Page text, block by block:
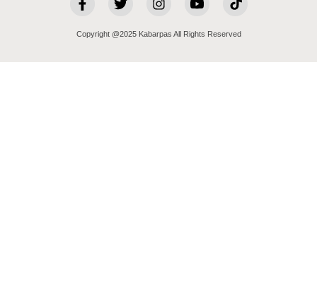
Copyright @2025 Kabarpas All Rights Reserved